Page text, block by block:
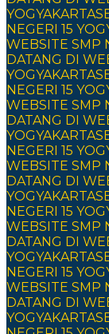
YOGYAKARTA
NEGERI 15
WEBSITE SMP
DATANG DI
YOGYAKARTA
NEGERI 15
WEBSITE SMP
DATANG DI
YOGYAKARTA
NEGERI 15
WEBSITE SMP
DATANG DI
YOGYAKARTA
NEGERI 15
WEBSITE SMP
DATANG DI
YOGYAKARTA
NEGERI 15
WEBSITE SMP
DATANG DI
YOGYAKARTA